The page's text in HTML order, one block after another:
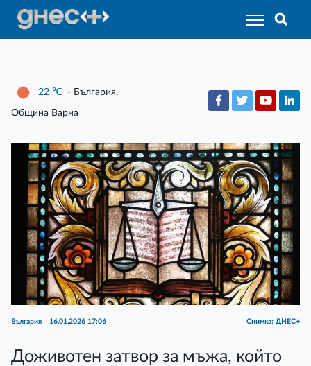
22 ℃ - България,
Община Варна
България 16.01.2026 17:06 Снимка: ДНЕС+
Доживотен затвор за мъжа, който